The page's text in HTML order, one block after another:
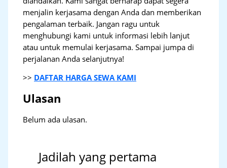
menjalin kerjasama dengan Anda dan memberikan
pengalaman terbaik. Jangan ragu untuk
menghubungi kami untuk informasi lebih lanjut
atau untuk memulai kerjasama. Sampai jumpa di
perjalanan Anda selanjutnya!
>> DAFTAR HARGA SEWA KAMI
Ulasan
Belum ada ulasan.
Jadilah yang pertama